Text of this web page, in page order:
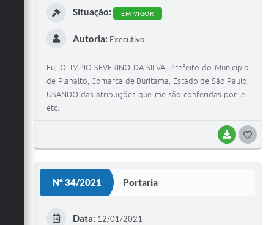
BAIXAR
Situação: EM VIGOR
Autoria: Executivo
Eu, OLIMPIO SEVERINO DA SILVA, Prefeito do Município
de Planalto, Comarca de Buritama, Estado de São Paulo,
USANDO das atribuições que me são conferidas por lei,
etc.
Nº 34/2021 Portaria
Data: 12/01/2021